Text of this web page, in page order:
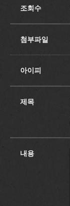
조회수
첨부파일
아이피
제목
내용